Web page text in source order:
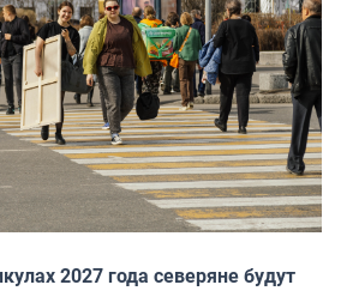
2027 года северяне будут